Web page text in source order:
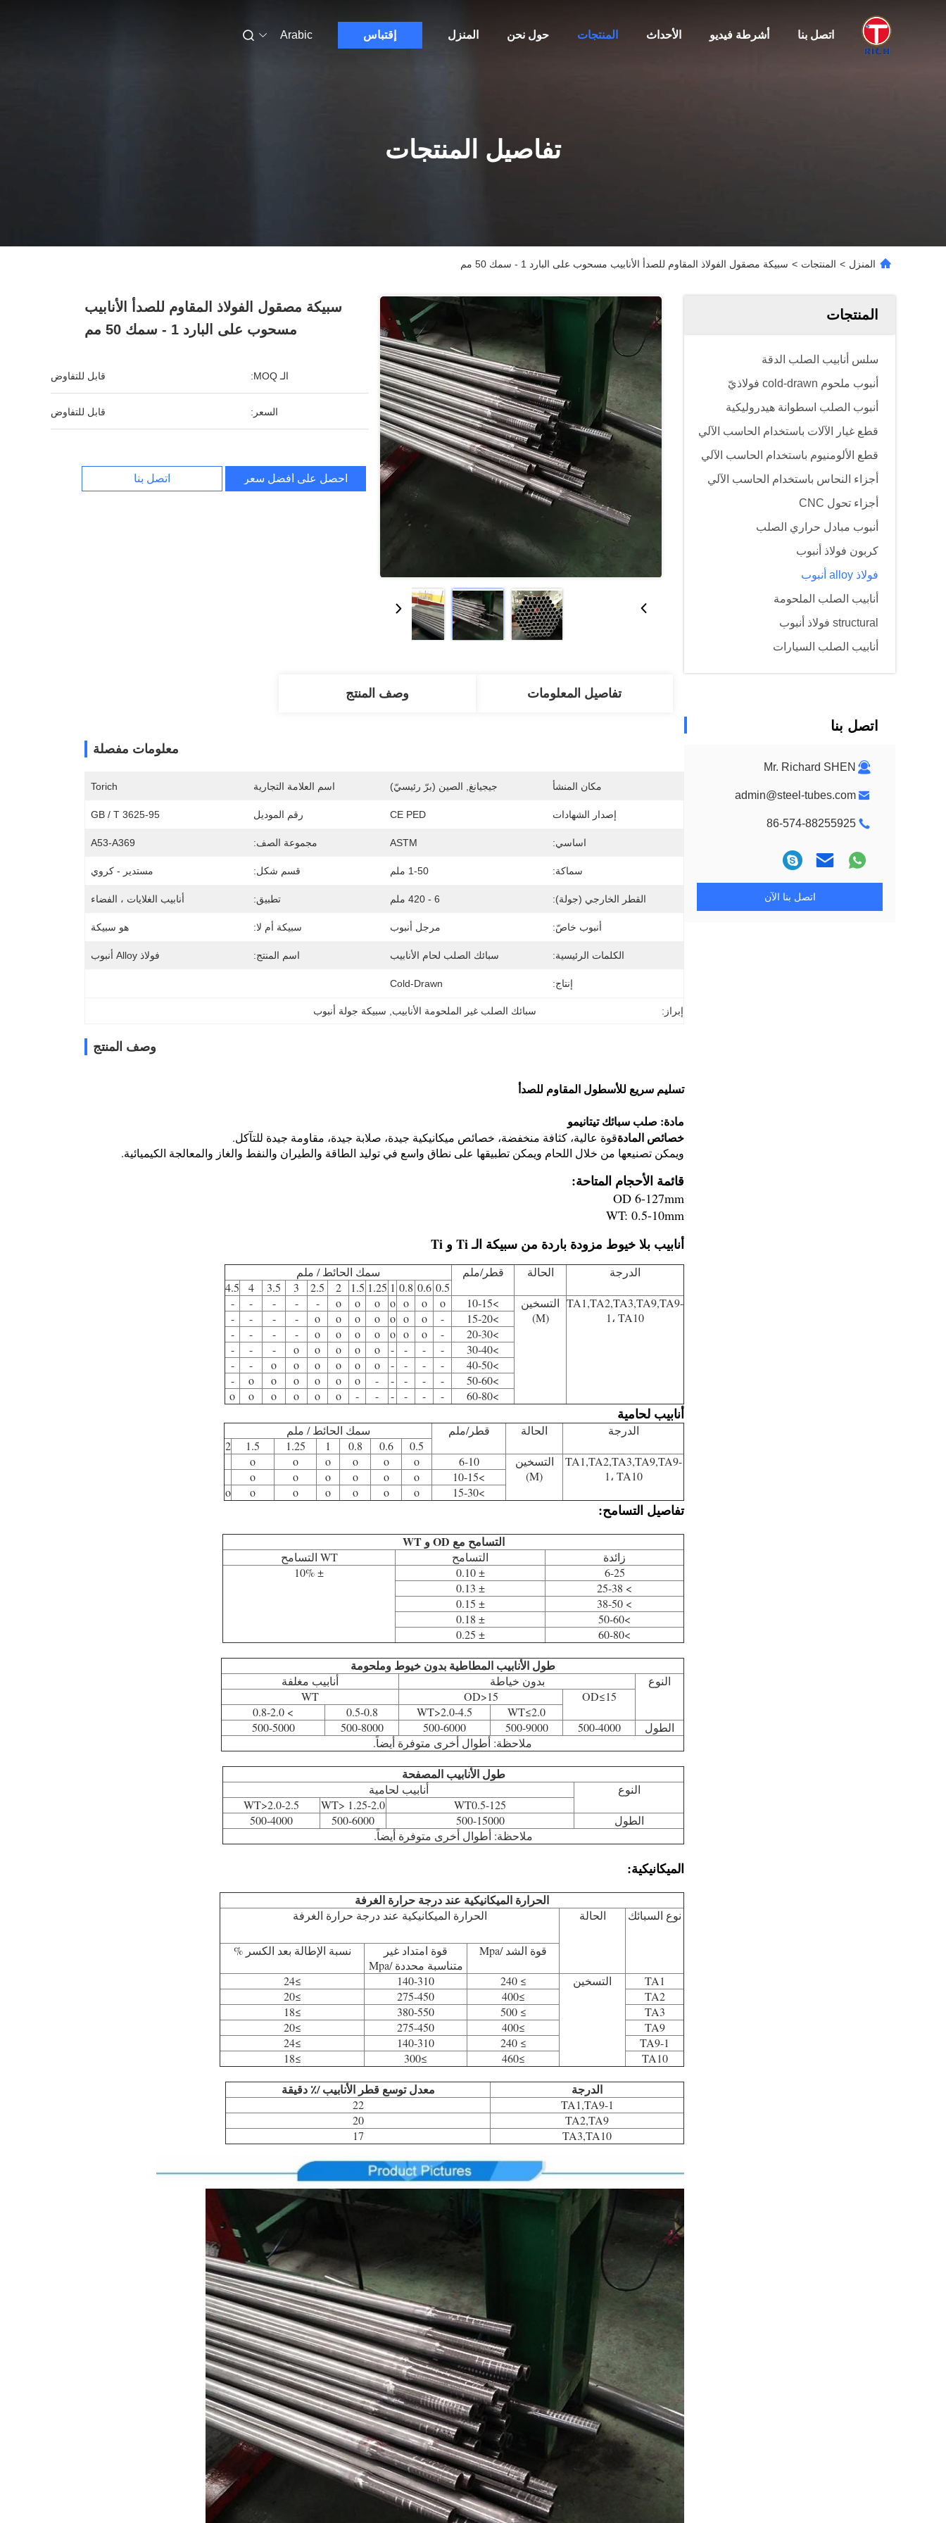
المنزل حول نحن المنتجات الأحداث أشرطة فيديو اتصل بنا إقتباس Arabic
تفاصيل المنتجات
المنزل > المنتجات > سبيكة مصقول الفولاذ المقاوم للصدأ الأنابيب مسحوب على البارد 1 - سمك 50 مم
المنتجات
سلس أنابيب الصلب الدقة
أنبوب ملحوم cold-drawn فولاذيّ
أنبوب الصلب اسطوانة هيدروليكية
قطع غيار الآلات باستخدام الحاسب الآلي
قطع الألومنيوم باستخدام الحاسب الآلي
أجزاء النحاس باستخدام الحاسب الآلي
أجزاء تحول CNC
أنبوب مبادل حراري الصلب
كربون فولاذ أنبوب
فولاذ alloy أنبوب
أنابيب الصلب الملحومة
structural فولاذ أنبوب
أنابيب الصلب السيارات
اتصل بنا
Mr. Richard SHEN
admin@steel-tubes.com
86-574-88255925
اتصل بنا الآن
سبيكة مصقول الفولاذ المقاوم للصدأ الأنابيب
مسحوب على البارد 1 - سمك 50 مم
الـ MOQ: قابل للتفاوض
السعر: قابل للتفاوض
احصل على أفضل سعر اتصل بنا
تفاصيل المعلومات وصف المنتج
معلومات مفصلة
مكان المنشأ جيجيانغ, الصين (برّ رئيسيّ) اسم العلامة التجارية Torich
إصدار الشهادات CE PED رقم الموديل GB / T 3625-95
اساسي: ASTM مجموعة الصف: A53-A369
سماكة: 1-50 ملم قسم شكل: مستدير - كروي
القطر الخارجي (جولة): 6 - 420 ملم تطبيق: أنابيب الغلايات ، الفضاء
أنبوب خاصّ: مرجل أنبوب سبيكة أم لا: هو سبيكة
الكلمات الرئيسية: سبائك الصلب لحام الأنابيب اسم المنتج: فولاذ Alloy أنبوب
إنتاج: Cold-Drawn
إبراز: سبائك الصلب غير الملحومة الأنابيب سبيكة جولة أنبوب
وصف المنتج
تسليم سريع للأسطول المقاوم للصدأ
مادة: صلب سبائك تيتانيمو
خصائص المادةقوة عالية، كثافة منخفضة، خصائص ميكانيكية جيدة، صلابة جيدة، مقاومة جيدة للتآكل.
ويمكن تصنيعها من خلال اللحام ويمكن تطبيقها على نطاق واسع في توليد الطاقة والطيران والنفط والغاز والمعالجة الكيميائية.
قائمة الأحجام المتاحة:
OD 6-127mm
WT: 0.5-10mm
أنابيب بلا خيوط مزودة باردة من سبيكة الـ Ti و Ti
الدرجة الحالة قطر/ملم
سمك الحائط / ملم
0.5
0.6
0.8
1
1.25
1.5
2
2.5
3
3.5
4
4.5
TA1,TA2,TA3,TA9,TA9-
1، TA10
التسخين
(M)
>10-15
o
o
o
o
o
o
o
-
-
-
-
-
>15-20
-
o
o
o
o
o
o
o
-
-
-
-
>20-30
-
o
o
o
o
o
o
o
-
-
-
-
>30-40
-
-
-
-
o
o
o
o
o
-
-
-
>40-50
-
-
-
-
o
o
o
o
o
o
-
-
>50-60
-
-
-
-
-
o
o
o
o
o
o
-
>60-80
-
-
-
-
-
-
o
o
o
o
o
o
أنابيب لحامية
الدرجة الحالة قطر/ملم
سمك الحائط / ملم
0.5
0.6
0.8
1
1.25
1.5
2
TA1,TA2,TA3,TA9,TA9-
1، TA10
التسخين
(M)
6-10
o
o
o
o
o
o
>10-15
o
o
o
o
o
o
>15-30
o
o
o
o
o
o
o
تفاصيل التسامح:
التسامح مع OD و WT
زائدة التسامح
WT التسامح
6-25
± 0.10
± 10%
> 25-38
± 0.13
> 38-50
± 0.15
>50-60
± 0.18
>60-80
± 0.25
طول الأنابيب المطاطية بدون خيوط وملحومة
النوع بدون خياطة
أنابيب مغلفة
OD≤15
OD>15
WT
WT≤2.0
WT>2.0-4.5
0.5-0.8
> 0.8-2.0
الطول
500-4000
500-9000
500-6000
500-8000
500-5000
ملاحظة: أطوال أخرى متوفرة أيضاً.
طول الأنابيب المصفحة
النوع
أنابيب لحامية
WT0.5-125
WT> 1.25-2.0
WT>2.0-2.5
الطول
500-15000
500-6000
500-4000
ملاحظة: أطوال أخرى متوفرة أيضاً.
الميكانيكية:
الحرارة الميكانيكية عند درجة حرارة الغرفة
نوع السبائك الحالة الحرارة الميكانيكية عند درجة حرارة الغرفة
قوة الشد /Mpa
قوة امتداد غير
متناسبة محددة /Mpa
نسبة الإطالة بعد الكسر %
TA1 التسخين ≥ 240
140-310
≥24
TA2
≥400
275-450
≥20
TA3
≥ 500
380-550
≥18
TA9
≥400
275-450
≥20
TA9-1
≥ 240
140-310
≥24
TA10
≥460
≥300
≥18
الدرجة معدل توسع قطر الأنابيب /٪ دقيقة
TA1,TA9-1
22
TA2,TA9
20
TA3,TA10
17